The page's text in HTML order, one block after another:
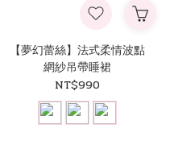
【夢幻蕾絲】法式柔情波點
網紗吊帶睡裙
NT$990